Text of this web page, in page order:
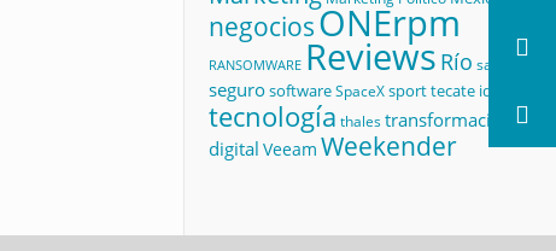
negociosONErpm
RANSOMWARE Reviews Río salud
segurosoftwareSpaceXsporttecate id
tecnología thalestransformación
digital Veeam Weekender